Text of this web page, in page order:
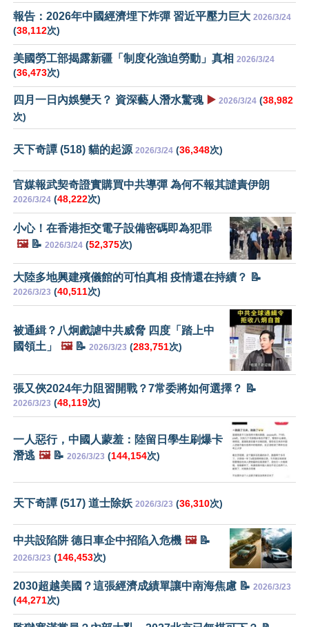
報告：2026年中國經濟埋下炸彈 習近平壓力巨大 2026/3/24
(38,112次)
美國勞工部揭露新疆「制度化強迫勞動」真相 2026/3/24
(36,473次)
四月一日內娛變天？ 資深藝人潛水驚魂 ▶️ 2026/3/24 (38,982
次)
天下奇譚 (518) 貓的起源 2026/3/24 (36,348次)
官媒報武契奇證實購買中共導彈 為何不報其譴責伊朗
2026/3/24 (48,222次)
小心！在香港拒交電子設備密碼即為犯罪
🖼️📝 2026/3/24 (52,375次)
大陸多地興建殯儀館的可怕真相 疫情還在持續？ 📝
2026/3/23 (40,511次)
被通緝？八炯戲謔中共威脅 四度「踏上中
國領土」
🖼️📝 2026/3/23 (283,751次)
張又俠2024年力阻習開戰？7常委將如何選擇？ 📝
2026/3/23 (48,119次)
一人惡行，中國人蒙羞：陸留日學生刷爆卡
潛逃 🖼️📝 2026/3/23 (144,154次)
天下奇譚 (517) 道士除妖 2026/3/23 (36,310次)
中共設陷阱 德日車企中招陷入危機 🖼️📝
2026/3/23 (146,453次)
2030超越美國？這張經濟成績單讓中南海焦慮 📝 2026/3/23
(44,271次)